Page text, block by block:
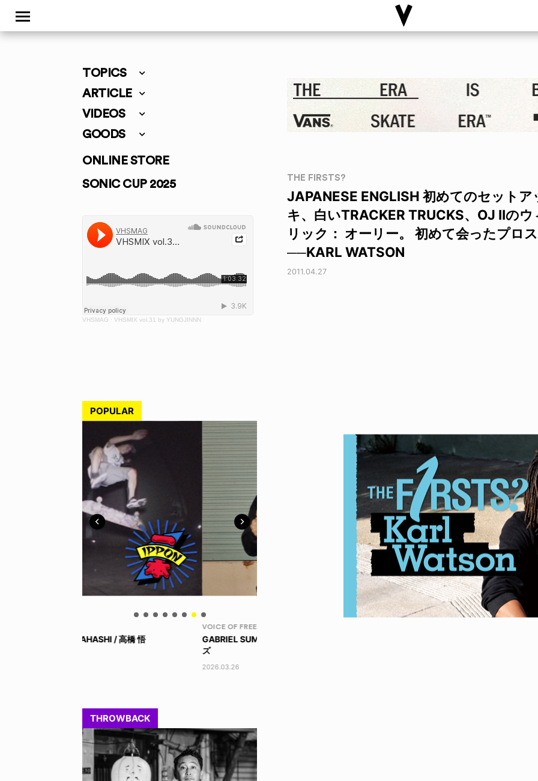
TOPICS
ARTICLE
VIDEOS
GOODS
ONLINE STORE
SONIC CUP 2025
VHSMAG · VHSMIX vol.31 by YUNGJINNN
POPULAR
GABRIEL SUMMERS / ゲイブリエル・サマー
THROWBACK
THE FIRSTS?
JAPANESE ENGLISH 初めてのセット
キ、白いTRACKER TRUCKS、OJ IIの
リック： オーリー。 初めて会ったプロ
──KARL WATSON
2011.04.27